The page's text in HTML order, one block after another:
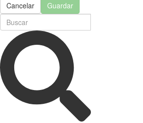
Cancelar Guardar